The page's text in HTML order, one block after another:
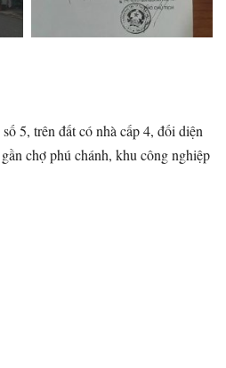
5, trên đất có nhà cấp 4, đối diện
chợ phú chánh, khu công nghiệp